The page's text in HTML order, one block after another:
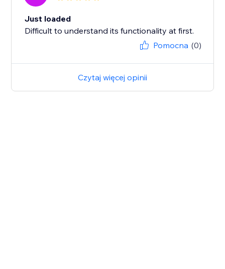
Just loaded
Difficult to understand its functionality at first.
Pomocna (0)
Czytaj więcej opinii